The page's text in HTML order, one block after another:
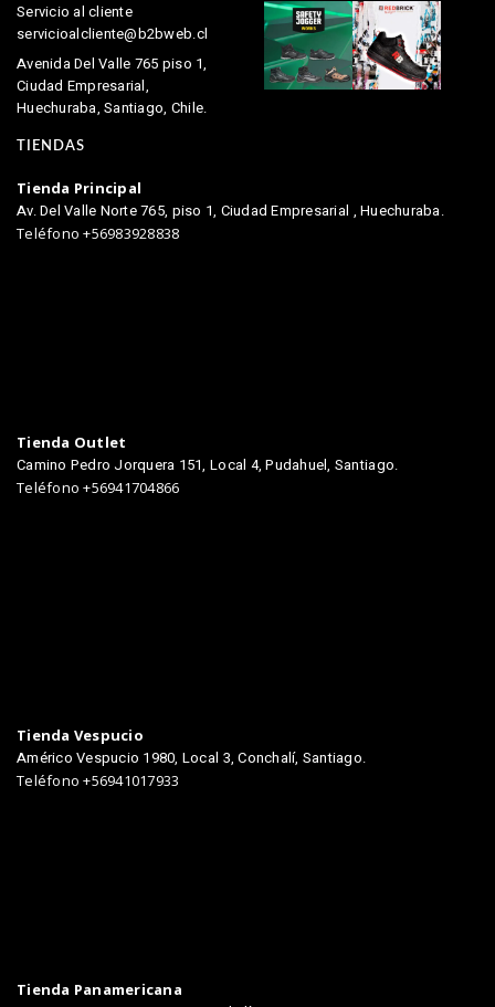
Servicio al cliente
servicioalcliente@b2bweb.cl
Avenida Del Valle 765 piso 1,
Ciudad Empresarial,
Huechuraba, Santiago, Chile.
TIENDAS
Tienda Principal
Av. Del Valle Norte 765, piso 1, Ciudad Empresarial , Huechuraba.
Teléfono +56983928838
Tienda Outlet
Camino Pedro Jorquera 151, Local 4, Pudahuel, Santiago.
Teléfono +56941704866
Tienda Vespucio
Américo Vespucio 1980, Local 3, Conchalí, Santiago.
Teléfono +56941017933
Tienda Panamericana